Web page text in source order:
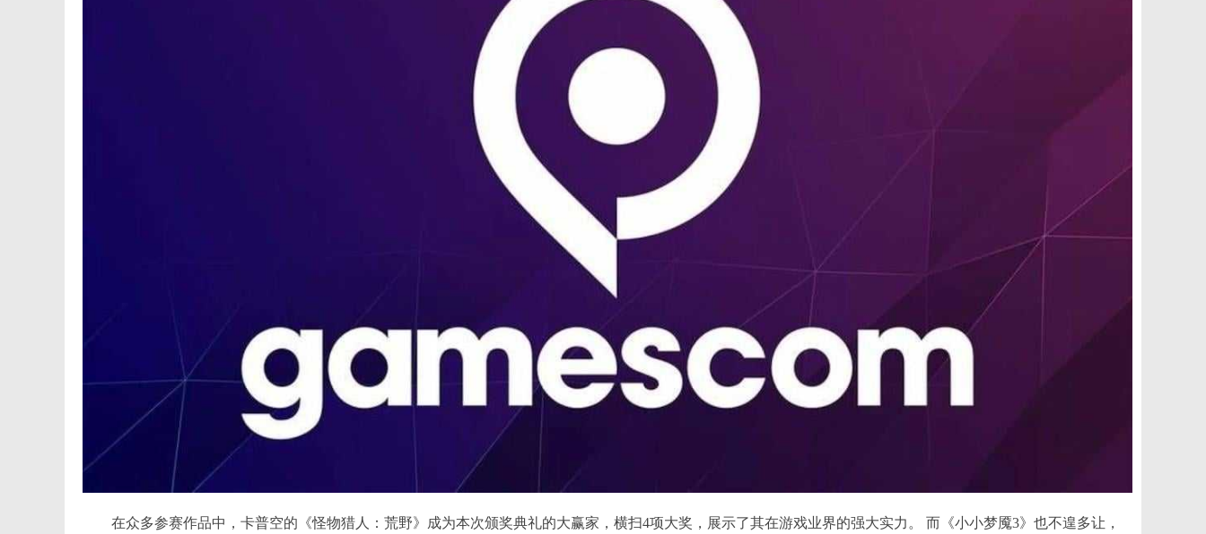
在众多参赛作品中，卡普空的《怪物猎人：荒野》成为本次颁奖典礼的大赢家，横扫4项大奖，展示了其在游戏业界的强大实力。 而《小小梦魇3》也不遑多让，